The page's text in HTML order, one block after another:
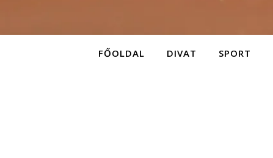
FŐOLDAL DIVAT SPORT